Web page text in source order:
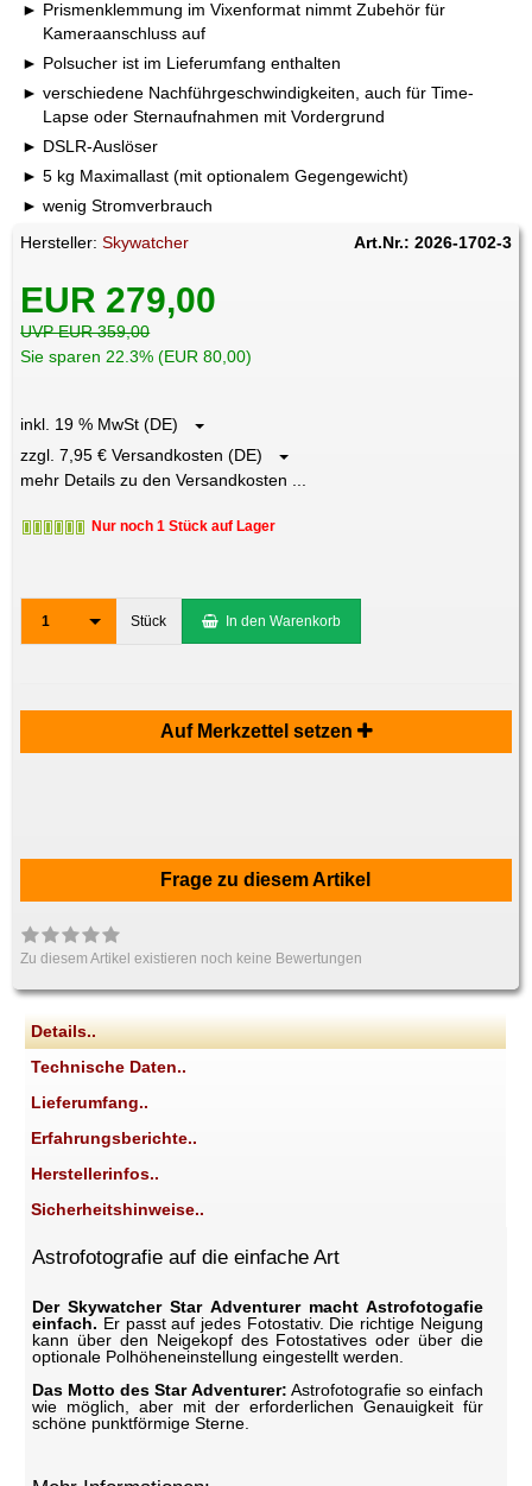
Prismenklemmung im Vixenformat nimmt Zubehör für
Kameraanschluss auf
Polsucher ist im Lieferumfang enthalten
verschiedene Nachführgeschwindigkeiten, auch für Time-
Lapse oder Sternaufnahmen mit Vordergrund
DSLR-Auslöser
5 kg Maximallast (mit optionalem Gegengewicht)
wenig Stromverbrauch
Hersteller:Skywatcher Art.Nr.: 2026-1702-3
EUR 279,00
UVP EUR 359,00
Sie sparen 22.3% (EUR 80,00)
inkl. 19 % MwSt (DE)
zzgl. 7,95 € Versandkosten (DE)
mehr Details zu den Versandkosten ...
Nur noch 1 Stück auf Lager
1 Stück In den Warenkorb
Auf Merkzettel setzen
Frage zu diesem Artikel
Zu diesem Artikel existieren noch keine Bewertungen
Details..
Technische Daten..
Lieferumfang..
Erfahrungsberichte..
Herstellerinfos..
Sicherheitshinweise..
Astrofotografie auf die einfache Art
Der Skywatcher Star Adventurer macht Astrofotogafie
einfach. Er passt auf jedes Fotostativ. Die richtige Neigung
kann über den Neigekopf des Fotostatives oder über die
optionale Polhöheneinstellung eingestellt werden.
Das Motto des Star Adventurer: Astrofotografie so einfach
wie möglich, aber mit der erforderlichen Genauigkeit für
schöne punktförmige Sterne.